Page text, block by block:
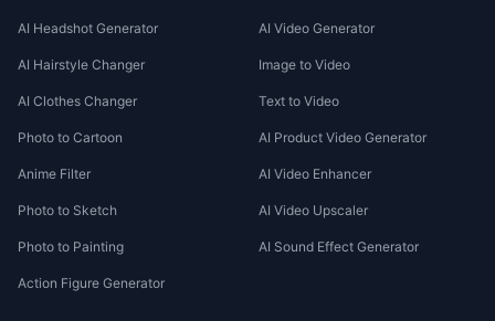
AI Headshot Generator
AI Hairstyle Changer
AI Clothes Changer
Photo to Cartoon
Anime Filter
Photo to Sketch
Photo to Painting
Action Figure Generator
AI Video Generator
Image to Video
Text to Video
AI Product Video Generator
AI Video Enhancer
AI Video Upscaler
AI Sound Effect Generator